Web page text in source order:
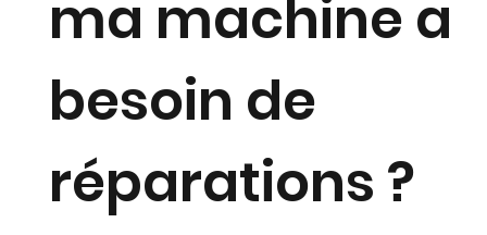
ma machine a
besoin de
réparations ?